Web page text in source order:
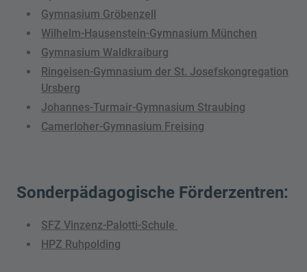
Gymnasium Gröbenzell
Wilhelm-Hausenstein-Gymnasium München
Gymnasium Waldkraiburg
Ringeisen-Gymnasium der St. Josefskongregation
Ursberg
Johannes-Turmair-Gymnasium Straubing
Camerloher-Gymnasium Freising
Sonderpädagogische Förderzentren:
SFZ Vinzenz-Palotti-Schule
HPZ Ruhpolding